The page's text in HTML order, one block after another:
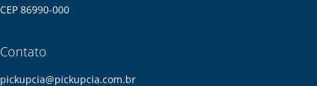
CEP 86990-000
Contato
pickupcia@pickupcia.com.br